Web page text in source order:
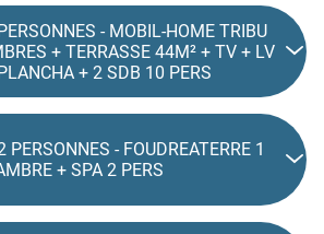
- MOBIL-HOME TRIBU
+ TERRASSE 44M² + TV + LV
+ 2 SDB 10 PERS
PERSONNES - FOUDREATERRE 1
+ SPA 2 PERS